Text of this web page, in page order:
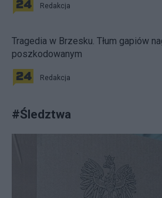
Redakcja
Tragedia w Brzesku. Tłum gapiów
poszkodowanym
Redakcja
#Śledztwa